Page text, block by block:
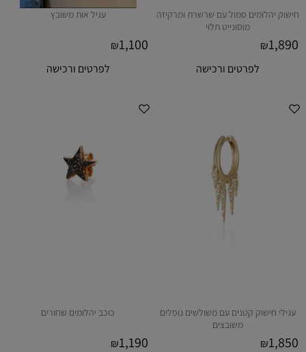
חישוק יהלומים סמול עם שרשרת ומרקיזה
מוסונייט תלוי
₪1,890
לפרטים ורכישה
עגיל אות משובץ
₪1,100
לפרטים ורכישה
עגילי חישוק קטנים עם משולשים נופלים
משובצים
₪1,850
כוכב יהלומים שחורים
₪1,190